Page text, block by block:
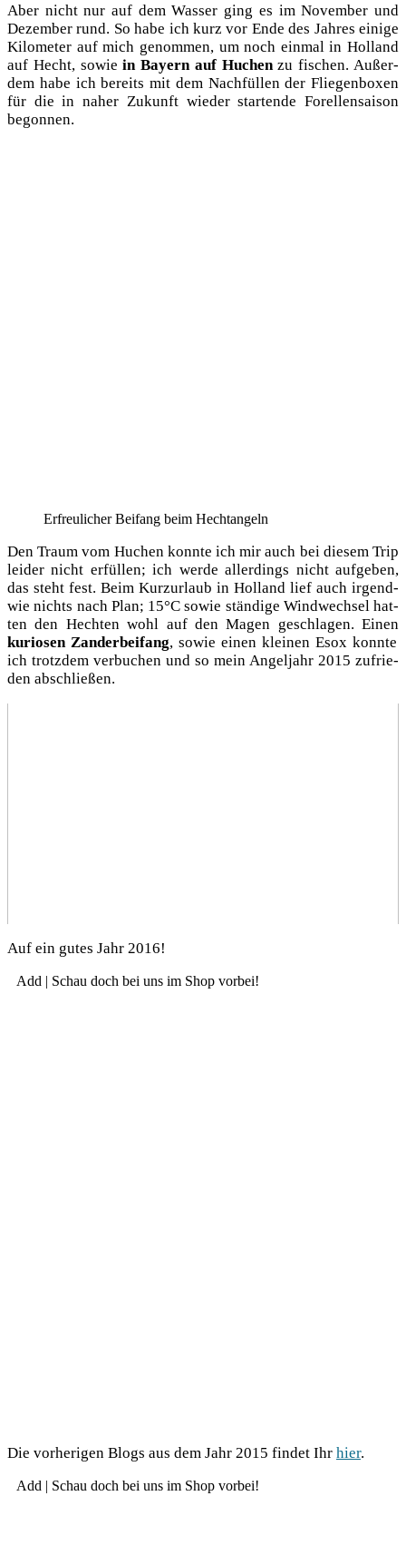
Aber nicht nur auf dem Was­ser ging es im Novem­ber und
Dezem­ber rund. So habe ich kurz vor Ende des Jah­res eini­ge
Kilo­me­ter auf mich genom­men, um noch ein­mal in Hol­land
auf Hecht, sowiein Bay­ern auf Huchenzu fischen. Außer­
dem habe ich bereits mit dem Nach­fül­len der Flie­gen­bo­xen
für die in naher Zukunft wie­der star­ten­de Forel­len­sai­son
begonnen.
Erfreu­li­cher Bei­fang beim Hechtangeln
Den Traum vom Huchen konn­te ich mir auch bei die­sem Trip
lei­der nicht erfül­len; ich wer­de aller­dings nicht auf­ge­ben,
das steht fest. Beim Kurz­ur­laub in Hol­land lief auch irgend­
wie nichts nach Plan; 15°C sowie stän­di­ge Wind­wech­sel hat­
ten den Hech­ten wohl auf den Magen geschla­gen. Einen
kurio­sen Zan­der­bei­fang, sowie einen klei­nen Esox konn­te
ich trotz­dem ver­bu­chen und so mein Angel­jahr 2015 zufrie­
den abschließen.
Auf ein gutes Jahr 2016!
Add | Schau doch bei uns im Shop vorbei!
Die vor­he­ri­gen Blogs aus dem Jahr 2015 fin­det Ihr hier.
Add | Schau doch bei uns im Shop vorbei!